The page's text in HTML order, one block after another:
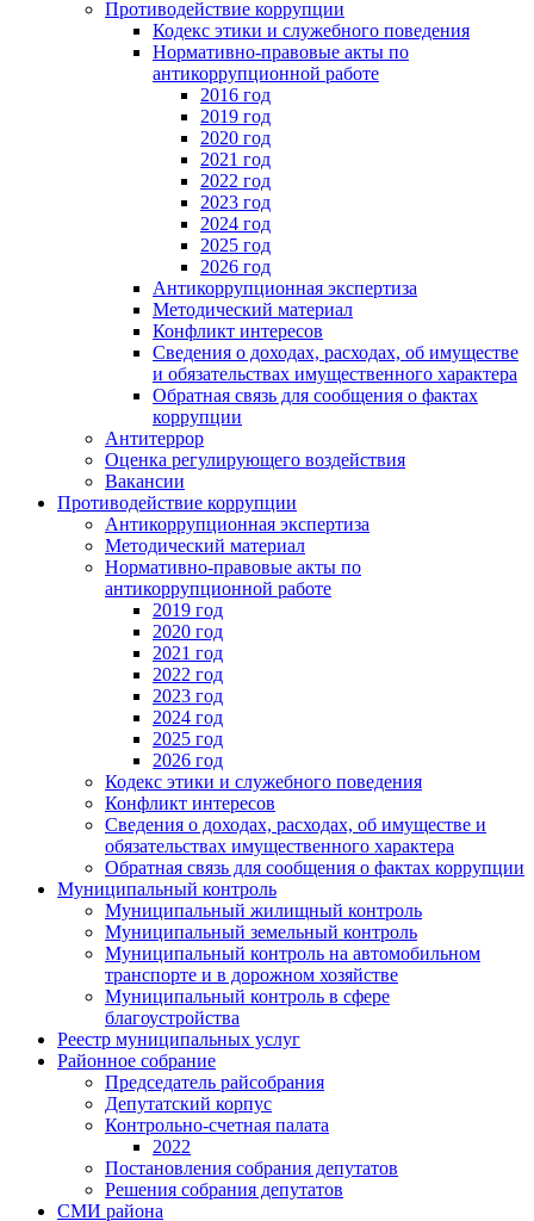
Противодействие коррупции
Кодекс этики и служебного поведения
Нормативно-правовые акты по
антикоррупционной работе
2016 год
2019 год
2020 год
2021 год
2022 год
2023 год
2024 год
2025 год
2026 год
Антикоррупционная экспертиза
Методический материал
Конфликт интересов
Сведения о доходах, расходах, об имуществе
и обязательствах имущественного характера
Обратная связь для сообщения о фактах
коррупции
Антитеррор
Оценка регулирующего воздействия
Вакансии
Противодействие коррупции
Антикоррупционная экспертиза
Методический материал
Нормативно-правовые акты по
антикоррупционной работе
2019 год
2020 год
2021 год
2022 год
2023 год
2024 год
2025 год
2026 год
Кодекс этики и служебного поведения
Конфликт интересов
Сведения о доходах, расходах, об имуществе и
обязательствах имущественного характера
Обратная связь для сообщения о фактах коррупции
Муниципальный контроль
Муниципальный жилищный контроль
Муниципальный земельный контроль
Муниципальный контроль на автомобильном
транспорте и в дорожном хозяйстве
Муниципальный контроль в сфере
благоустройства
Реестр муниципальных услуг
Районное собрание
Председатель райсобрания
Депутатский корпус
Контрольно-счетная палата
2022
Постановления собрания депутатов
Решения собрания депутатов
СМИ района